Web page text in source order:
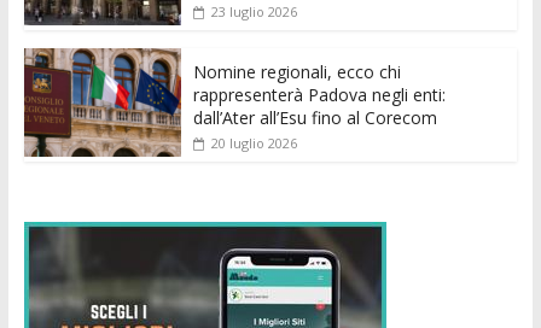
23 luglio 2026
Nomine regionali, ecco chi
rappresenterà Padova negli enti:
dall’Ater all’Esu fino al Corecom
20 luglio 2026